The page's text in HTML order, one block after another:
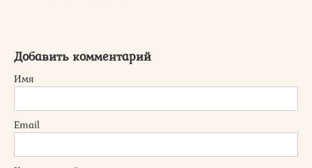
Добавить комментарий
Имя
Email